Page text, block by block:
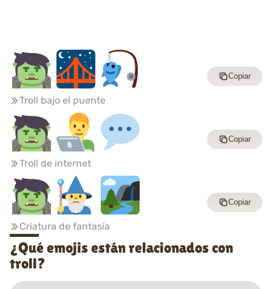
Troll bajo el puente
Copiar
Troll de internet
Copiar
Criatura de fantasía
Copiar
¿Qué emojis están relacionados con
troll?